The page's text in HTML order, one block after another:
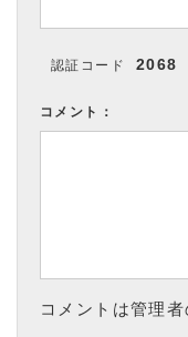
認証コード 2068
コメント：
コメントは管理